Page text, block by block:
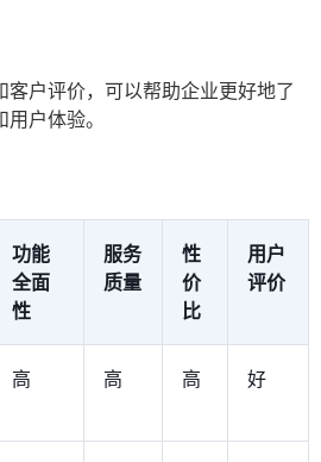
户评价，可以帮助企业更好地了
户体验。
功能
全面
性
服务
质量
性
价
比
用户
评价
高 高 高 好